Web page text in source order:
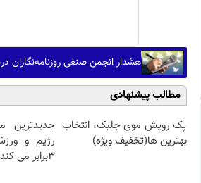
هشدار انجمن صنفی
مطالب پیشنهادی
پک رویش موی جلبک، انتخاب
بهترین ها(تخفیف ویژه)
جدیدترین
رژیم و
3برابر می کند